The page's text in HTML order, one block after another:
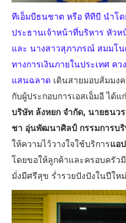
ทีเอ็มบีธนชาต หรือ ทีทีบี นำโ
ประธานเจ้าหน้าที่บริหาร หัว
และ นางสาวสุภาภรณ์ สมมโ
ทางการเงินภายในประเทศ คว
แสนฉลาด เดินสายมอบส้มมง
กับผู้ประกอบการเอสเอ็มอี ได้แก่
บริษัท ล้งหยก จำกัด, นายธน
ชา อุ่นพัฒนาศิลป์ กรรมการบ
ให้ความไว้วางใจใช้บริการแอ
โดยขอให้ลูกค้าและครอบครัว
มั่งมีศรีสุข ร่ำรวยปังปังในปีให